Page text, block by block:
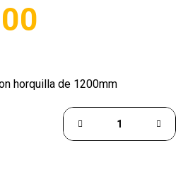
horquilla de 1200mm